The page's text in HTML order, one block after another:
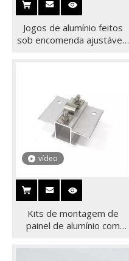
Jogos de alumínio feitos
sob encomenda ajustáveis
vídeo
Kits de montagem de
painel de alumínio com
energia solar de venda